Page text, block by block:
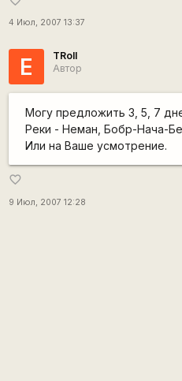
4 Июл, 2007 13:37
Е
TRoll
Автор
Могу предложить 3, 5, 7
Реки - Неман, Бобр-Нача-
Или на Ваше усмотрение.
favorite_border
9 Июл, 2007 12:28